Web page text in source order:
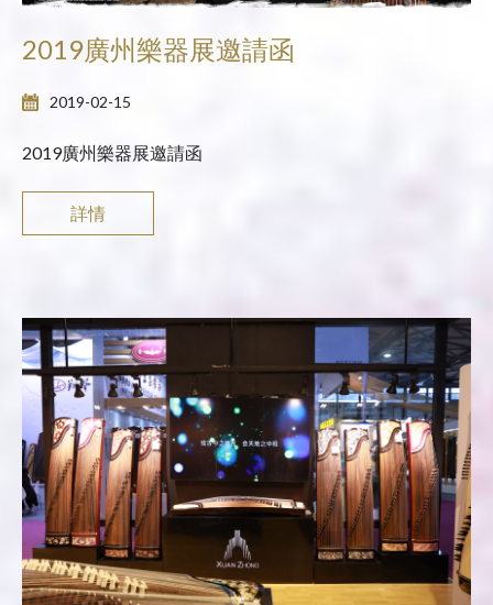
2019廣州樂器展邀請函
2019-02-15
2019廣州樂器展邀請函
詳情